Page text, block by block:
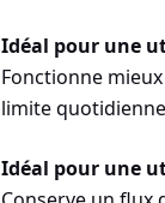
Idéal pour une
Fonctionne
limite
Idéal pour une